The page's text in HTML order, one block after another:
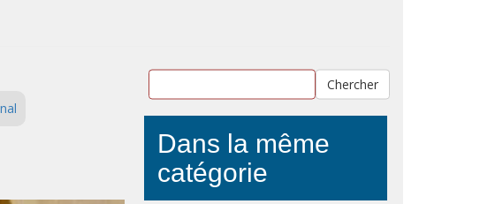
Chercher
Dans la même
catégorie